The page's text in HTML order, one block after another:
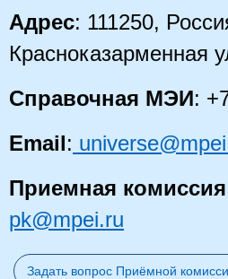
Адрес: 111250,
Красноказарменная
Справочная МЭИ:
Email:
Приемная комиссия
pk@mpei.ru
Задать вопрос Приёмной